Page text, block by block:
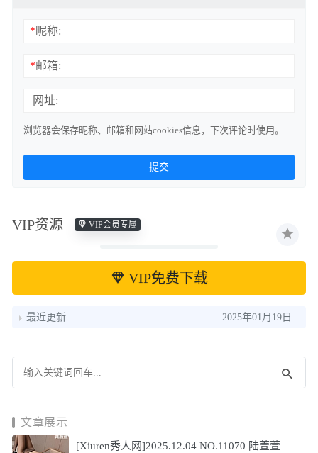
*昵称:
*邮箱:
网址:
浏览器会保存昵称、邮箱和网站cookies信息，下次评论时使用。
VIP资源 VIP会员专属
VIP免费下载
最近更新 2025年01月19日
文章展示
[Xiuren秀人网]2025.12.04 NO.11070 陆萱萱